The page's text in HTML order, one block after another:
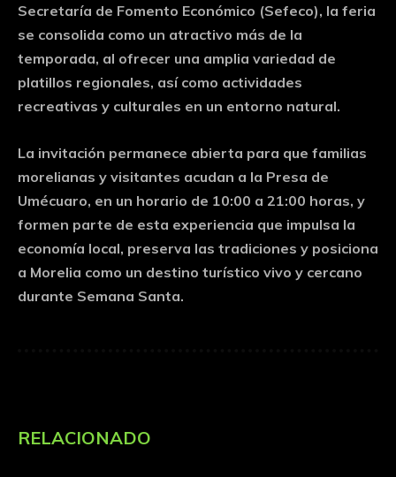
Secretaría de Fomento Económico (Sefeco), la feria
se consolida como un atractivo más de la
temporada, al ofrecer una amplia variedad de
platillos regionales, así como actividades
recreativas y culturales en un entorno natural.
La invitación permanece abierta para que familias
morelianas y visitantes acudan a la Presa de
Umécuaro, en un horario de 10:00 a 21:00 horas, y
formen parte de esta experiencia que impulsa la
economía local, preserva las tradiciones y posiciona
a Morelia como un destino turístico vivo y cercano
durante Semana Santa.
RELACIONADO